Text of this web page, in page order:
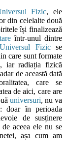
Fizic, ele
din celelalte două
își finalizează
într-unul dintre
Universul Fizicse
care sunt formate
iar radiația fizică
de această dată
care se
de aici, care are
universuri, nu va
doar în perioada
de susținere
aceea ele nu se
așa cum am